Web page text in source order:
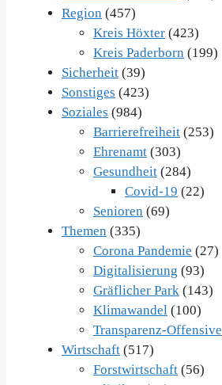
Region (457)
Kreis Höxter (423)
Kreis Paderborn (199)
Sicherheit (39)
Sonstiges (423)
Soziales (984)
Barrierefreiheit (253)
Ehrenamt (303)
Gesundheit (284)
Covid-19 (22)
Senioren (69)
Themen (335)
Corona Pandemie (27)
Digitalisierung (93)
Gräflicher Park (143)
Klimawandel (100)
Transparenz-Offensive
Wirtschaft (517)
Forstwirtschaft (56)